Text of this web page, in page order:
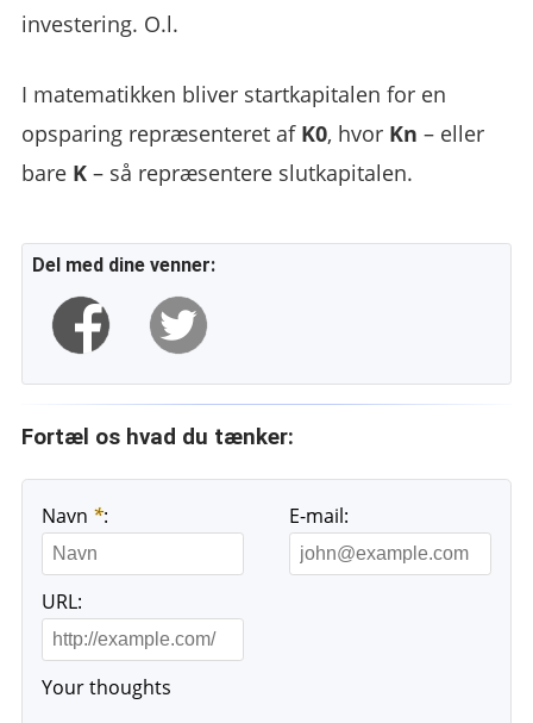
investering. O.l.
I matematikken bliver startkapitalen for en
opsparing repræsenteret af K0, hvor Kn – eller
bare K – så repræsentere slutkapitalen.
Del med dine venner:
Fortæl os hvad du tænker:
Navn *: E-mail:
URL:
Your thoughts